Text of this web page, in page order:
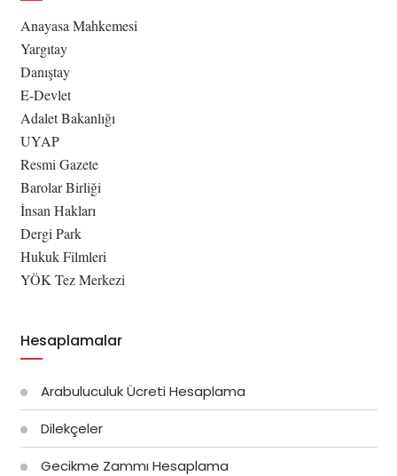
Anayasa Mahkemesi
Yargıtay
Danıştay
E-Devlet
Adalet Bakanlığı
UYAP
Resmi Gazete
Barolar Birliği
İnsan Hakları
Dergi Park
Hukuk Filmleri
YÖK Tez Merkezi
Hesaplamalar
Arabuluculuk Ücreti Hesaplama
Dilekçeler
Gecikme Zammı Hesaplama